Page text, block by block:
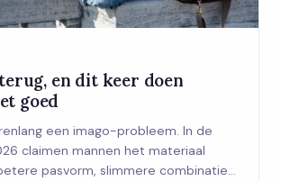
en dit keer doen
goed
een imago-probleem. In de
claimen mannen het materiaal
pasvorm, slimmere combinaties